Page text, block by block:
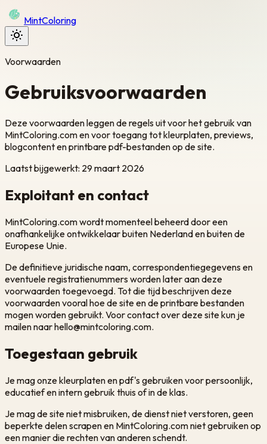
MintColoring
Voorwaarden
Gebruiksvoorwaarden
Deze voorwaarden leggen de regels uit voor het gebruik van
MintColoring.com en voor toegang tot kleurplaten, previews,
blogcontent en printbare pdf-bestanden op de site.
Laatst bijgewerkt: 29 maart 2026
Exploitant en contact
MintColoring.com wordt momenteel beheerd door een
onafhankelijke ontwikkelaar buiten Nederland en buiten de
Europese Unie.
De definitieve juridische naam, correspondentiegegevens en
eventuele registratienummers worden later aan deze
voorwaarden toegevoegd. Tot die tijd beschrijven deze
voorwaarden vooral hoe de site en de printbare bestanden
mogen worden gebruikt. Voor contact over deze site kun je
mailen naar hello@mintcoloring.com.
Toegestaan gebruik
Je mag onze kleurplaten en pdf's gebruiken voor persoonlijk,
educatief en intern gebruik thuis of in de klas.
Je mag de site niet misbruiken, de dienst niet verstoren, geen
beperkte delen scrapen en MintColoring.com niet gebruiken op
een manier die rechten van anderen schendt.